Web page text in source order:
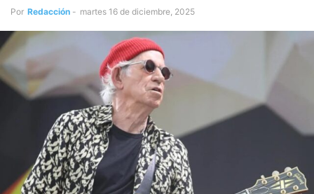
Por Redacción - martes 16 de diciembre, 2025